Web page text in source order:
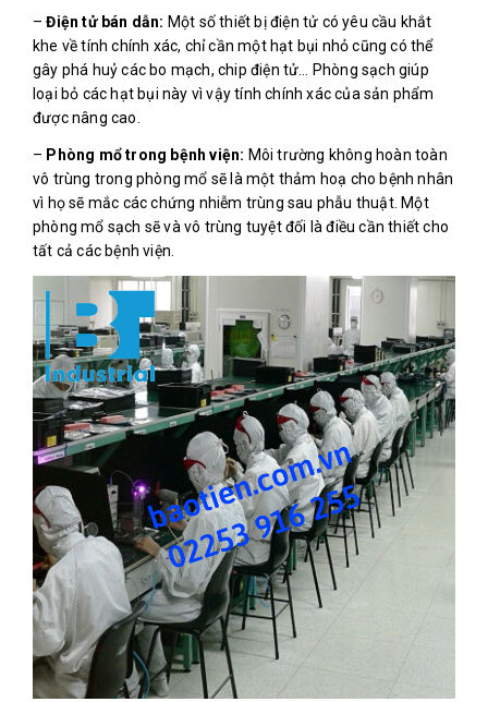
–Điện tử bán dẫn: Một số thiết bị điện tử có yêu cầu khắt
khe về tính chính xác, chỉ cần một hạt bụi nhỏ cũng có thể
gây phá huỷ các bo mạch, chip điện tử… Phòng sạch giúp
loại bỏ các hạt bụi này vì vậy tính chính xác của sản phẩm
được nâng cao.
– Phòng mổ trong bệnh viện: Môi trường không hoàn toàn
vô trùng trong phòng mổ sẽ là một thảm hoạ cho bệnh nhân
vì họ sẽ mắc các chứng nhiễm trùng sau phẫu thuật. Một
phòng mổ sạch sẽ và vô trùng tuyệt đối là điều cần thiết cho
tất cả các bệnh viện.